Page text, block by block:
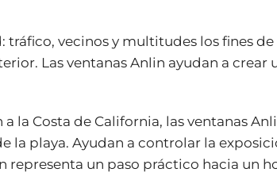
vecinos y multitudes los fines
Las ventanas Anlin ayudan a
la Costa de California, las ventanas
la playa. Ayudan a controlar la
representa un paso práctico hacia un